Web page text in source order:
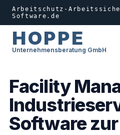
Arbeitschutz-
Software.de
HOPPE
Unternehmensberatung GmbH
Facility
Software